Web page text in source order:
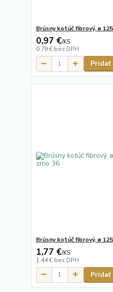
Brúsny kotúč fibrový, ø
0,97 €/KS
0,79 € bez DPH
Pridať
Brúsny kotúč fibrový, ø
1,77 €/KS
1,44 € bez DPH
Pridať